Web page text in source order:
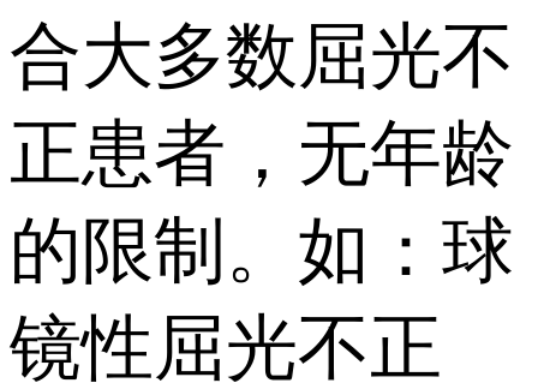
合大多数屈光不
正患者，无年龄
的限制。如：球
镜性屈光不正